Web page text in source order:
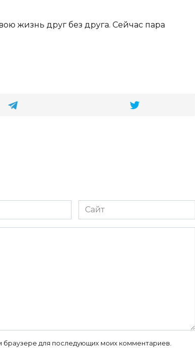
жизнь друг без друга. Сейчас пара
Сайт
браузере для последующих моих комментариев.